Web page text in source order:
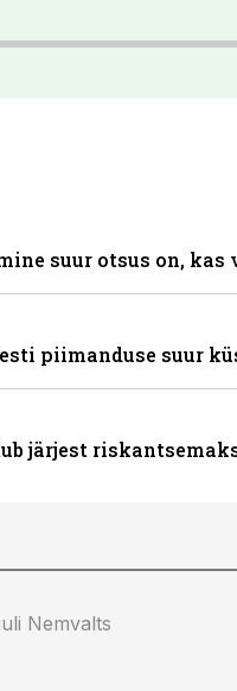
suur otsus on, kas
piimanduse suur
järjest
Nemvalts